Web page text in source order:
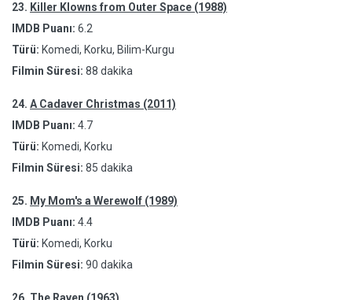
23. Killer Klowns from Outer Space (1988)
IMDB Puanı: 6.2
Türü: Komedi, Korku, Bilim-Kurgu
Filmin Süresi: 88 dakika
24. A Cadaver Christmas (2011)
IMDB Puanı: 4.7
Türü: Komedi, Korku
Filmin Süresi: 85 dakika
25. My Mom's a Werewolf (1989)
IMDB Puanı: 4.4
Türü: Komedi, Korku
Filmin Süresi: 90 dakika